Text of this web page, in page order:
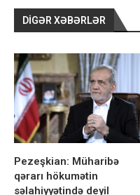
DIGƏR XƏBƏRLƏR
Pezeşkian: Müharibə
qərarı hökumətin
səlahiyyətində deyil